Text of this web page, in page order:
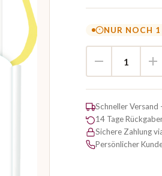
NUR NOCH
Schneller
14 Tage
Sichere Zahlung
Persönlicher